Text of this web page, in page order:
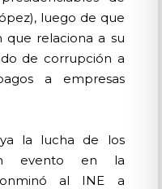
luego de que
que relaciona a su
de corrupción a
a empresas
la lucha de los
evento en la
al INE a